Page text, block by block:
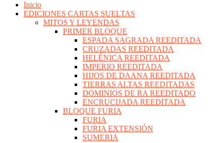
Inicio
EDICIONES CARTAS SUELTAS
MITOS Y LEYENDAS
PRIMER BLOQUE
ESPADA SAGRADA REEDITADA
CRUZADAS REEDITADA
HELÉNICA REEDITADA
IMPERIO REEDITADA
HIJOS DE DAANA REEDITADA
TIERRAS ALTAS REEDITADAS
DOMINIOS DE RA REEDITADO
ENCRUCIJADA REEDITADA
BLOQUE FURIA
FURIA
FURIA EXTENSIÓN
SUMERIA